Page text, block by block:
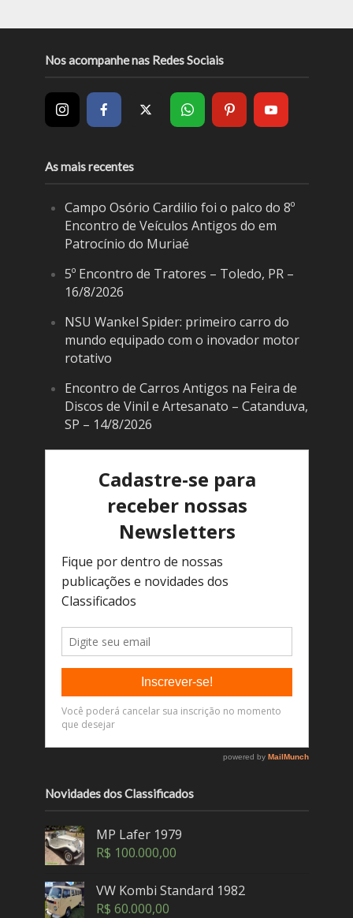
Nos acompanhe nas Redes Sociais
As mais recentes
Campo Osório Cardilio foi o palco do 8º
Encontro de Veículos Antigos do em
Patrocínio do Muriaé
5º Encontro de Tratores – Toledo, PR –
16/8/2026
NSU Wankel Spider: primeiro carro do
mundo equipado com o inovador motor
rotativo
Encontro de Carros Antigos na Feira de
Discos de Vinil e Artesanato – Catanduva,
SP – 14/8/2026
Novidades dos Classificados
MP Lafer 1979
R$ 100.000,00
VW Kombi Standard 1982
R$ 60.000,00